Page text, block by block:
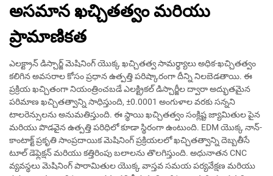
అసమాన ఖచ్చితత్వం మరియు
ప్రామాణికత
ఎలక్ట్రాన్ డిస్చార్జ్ మెషినింగ్ యొక్క ఖచ్చితత్వ సామర్థ్యాలు అధిక-ఖచ్చితత్వం
కలిగిన అవసరాల కోసం ప్రధాన ఉత్పత్తి పరిష్కారంగా దీన్ని నిలబెడతాయి. ఈ
ప్రక్రియ ఖచ్చితంగా నియంత్రించబడే ఎలక్ట్రికల్ డిస్చార్జీల ద్వారా అద్భుతమైన
పరిమాణ ఖచ్చితత్వాన్ని సాధిస్తుంది, ±0.0001 అంగుళాల వరకు సన్నని
టాలరెన్సులను అనుమతిస్తుంది. ఈ స్థాయి ఖచ్చితత్వం సంక్లిష్ట జ్యామితుల పైన
మరియు పొడవైన ఉత్పత్తి పరిధిలో కూడా స్థిరంగా ఉంటుంది. EDM యొక్క నాన్-
కాంటాక్ట్ ప్రకృతి సాంప్రదాయిక మెషినింగ్ ప్రక్రియలలో ఖచ్చితత్వాన్ని దెబ్బతీసే
టూల్ డెఫ్లెక్షన్ మరియు కత్తిరింపు బలాలను తొలగిస్తుంది. అధునాతన CNC
వ్యవస్థలు మెషినింగ్ పారామితుల యొక్క వాస్తవ సమయ పర్యవేక్షణ మరియు